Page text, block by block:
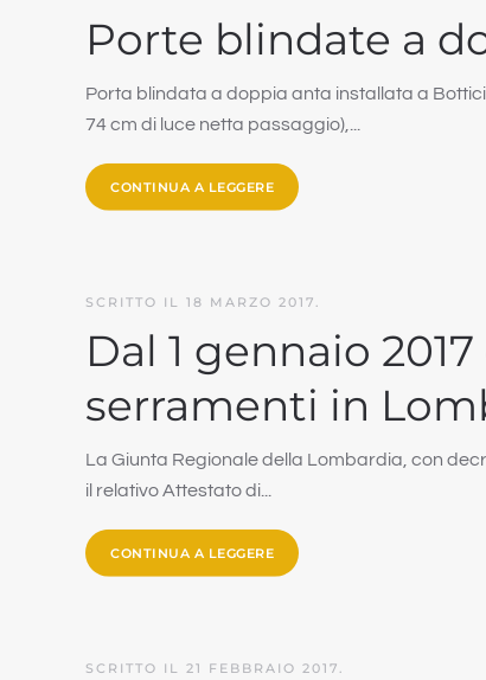
Porte blindate a
Porta blindata a doppia anta installata a
74 cm di luce netta passaggio),...
CONTINUA A LEGGERE
SCRITTO IL 18 MARZO 2017
Dal 1 gennaio
serramenti in
La Giunta Regionale della Lombardia, con
il relativo Attestato di...
CONTINUA A LEGGERE
SCRITTO IL 21 FEBBRAIO 2017